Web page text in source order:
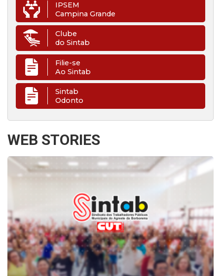
IPSEM
Campina Grande
Clube
do Sintab
Filie-se
Ao Sintab
Sintab
Odonto
WEB STORIES